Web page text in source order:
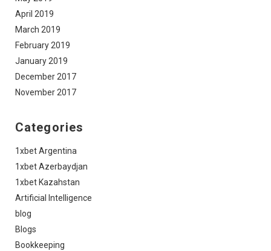
April 2019
March 2019
February 2019
January 2019
December 2017
November 2017
Categories
1xbet Argentina
1xbet Azerbaydjan
1xbet Kazahstan
Artificial Intelligence
blog
Blogs
Bookkeeping